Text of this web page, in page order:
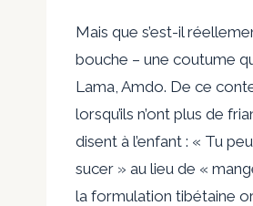
Mais que s’est-il
bouche – une coutume
Lama, Amdo. De ce
lorsqu’ils n’ont plus de
disent à l’enfant : « Tu
sucer » au lieu de «
la formulation tibétaine